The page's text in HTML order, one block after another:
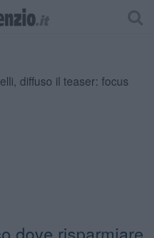
dove risparmiare